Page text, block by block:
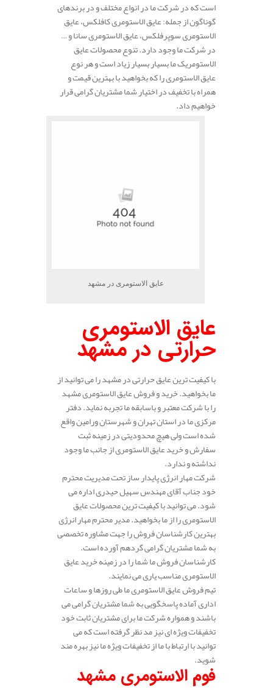
است که در شرکت ما در انواع مختلف و در برندهای
گوناگون از جمله: عایق الاستومری کافلکس، عایق
الاستومری سوپرفلکس، عایق الاستومری سانا و …
در شرکت ما وجود دارد. تنوع محصولات عایق
الاستومریک ما بسیار بسیار زیاد است و هر نوع
عایق الاستومری را که بخواهید با بهترین قیمت و
همراه با تخفیف در اختیار شما مشتریان گرامی قرار
خواهیم داد.
عایق الاستومری در مشهد
عایق الاستومری
حرارتی در مشهد
با کیفیت ترین عایق حرارتی در مشهد را می توانید از
ما بخواهید. خرید و فروش عایق الاستومری مشهد
را با شرکت معتبر و باسابقه ما تجربه نماید. دفتر
مرکزی ما در استان تهران و شهرستان ورامین واقع
شده است ولی هیچ محدودیتی در زمینه ثبت
سفارش و خرید عایق الاستومری از جانب ما وجود
نداشته و ندارد.
شرکت مهار انرژی پایدار ساز تحت مدیریت محترم
خود جناب آقای مهندس سهیل حیدری اداره می
شود. می توانید با کیفیت ترین محصولات عایق
الاستومری را از ما بخواهید. مدیر محترم مهار انرژی
بهترین کارشناسان فروش را جهت مشاوره تخصصی
به شما مشتریان گرامی گردهم آورده است.
کارشناسان فروش ما شما را در زمینه خرید عایق
الاستومری مناسب یاری می نمایند.
تیم فروش عایق الاستومری ما طی روزها و ساعات
اداری آماده پاسخگویی به شما مشتریان گرامی می
باشند و همواره شرکت ما برای مشتریان ثابت خود
تخفیفات ویژه ای نیز مد نظر گرفته است که می
توانید با ارتباط با ما از تخفیفات ویژه ما نیز بهره مند
شوید.
فوم الاستومری مشهد